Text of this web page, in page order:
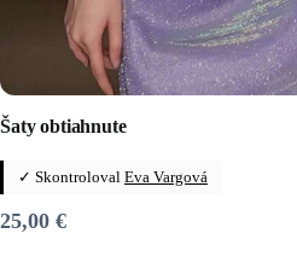
Šaty obtiahnute
✓ Skontroloval Eva Vargová
25,00 €